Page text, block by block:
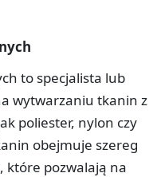
to specjalista lub
wytwarzaniu tkanin z
poliester, nylon czy
obejmuje szereg
które pozwalają na